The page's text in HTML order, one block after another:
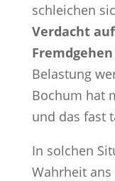
schleichen
Verdacht
Fremdgehen
Belastung
Bochum hat
und das fast
In solchen
Wahrheit